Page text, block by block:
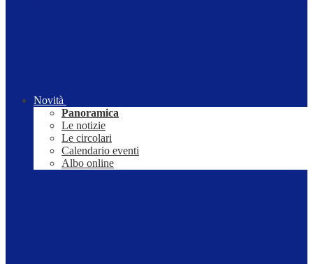
Novità
Panoramica
Le notizie
Le circolari
Calendario eventi
Albo online